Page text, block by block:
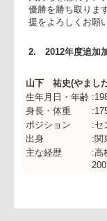
浅野キャプテン
「ラグビーが出
優勝を勝ち取り
2. 2012年度追
山下 祐史(やま
生年月日・年齢